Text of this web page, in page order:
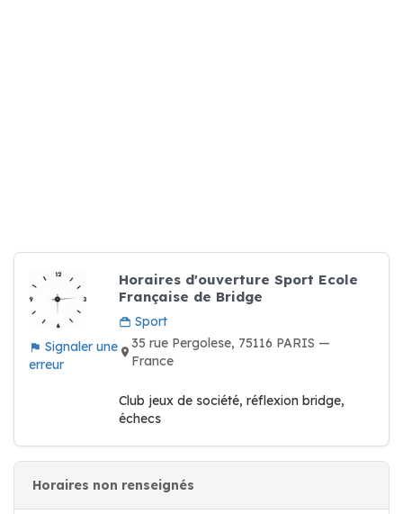
Signaler une
erreur
Horaires d'ouverture Sport Ecole
Française de Bridge
Sport
35 rue Pergolese, 75116 PARIS —
France
Club jeux de société, réflexion bridge,
échecs
Horaires non renseignés